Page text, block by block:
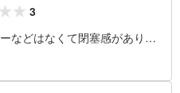
3
などはなくて閉塞感がありま